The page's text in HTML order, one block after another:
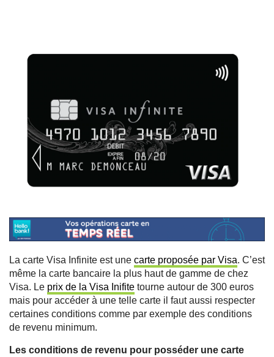
La carte Visa Infinite est une carte proposée par Visa. C’est
même la carte bancaire la plus haut de gamme de chez
Visa. Le prix de la Visa Inifite tourne autour de 300 euros
mais pour accéder à une telle carte il faut aussi respecter
certaines conditions comme par exemple des conditions
de revenu minimum.
Les conditions de revenu pour posséder une carte